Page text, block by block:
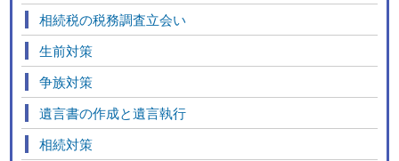
相続税の税務調査立会い
生前対策
争族対策
遺言書の作成と遺言執行
相続対策